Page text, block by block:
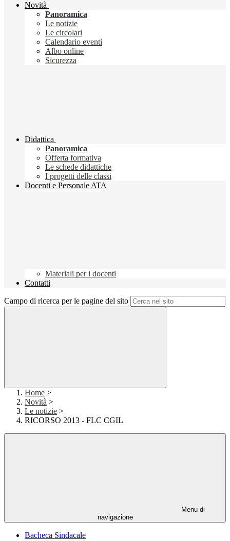
Novità
Panoramica
Le notizie
Le circolari
Calendario eventi
Albo online
Sicurezza
Didattica
Panoramica
Offerta formativa
Le schede didattiche
I progetti delle classi
Docenti e Personale ATA
Materiali per i docenti
Contatti
Campo di ricerca per le pagine del sito
Home >
Novità >
Le notizie >
RICORSO 2013 - FLC CGIL
Menu di
navigazione
Bacheca Sindacale